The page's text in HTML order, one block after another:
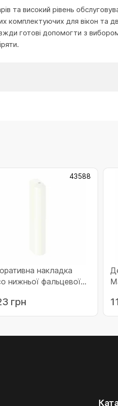
та високий рівень
комплектуючих для вікон та
готові допомогти з
43588
накладка
нижньої фальцевої
(43588)
грн